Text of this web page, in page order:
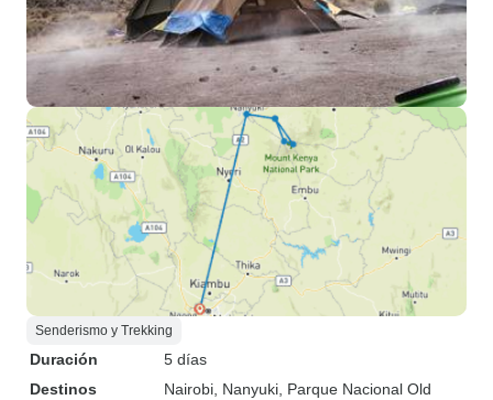
Senderismo y Trekking
Duración
5 días
Destinos
Nairobi , Nanyuki , Parque Nacional Old